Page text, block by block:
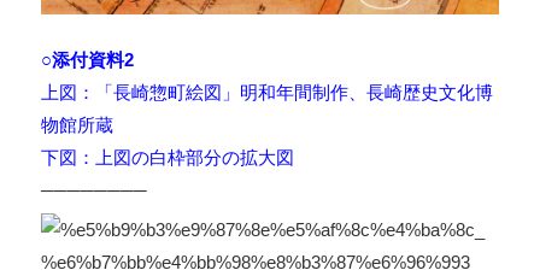
○添付資料2
上図：「長崎惣町絵図」明和年間制作、長崎歴史文化博
物館所蔵
下図：上図の白枠部分の拡大図
────────